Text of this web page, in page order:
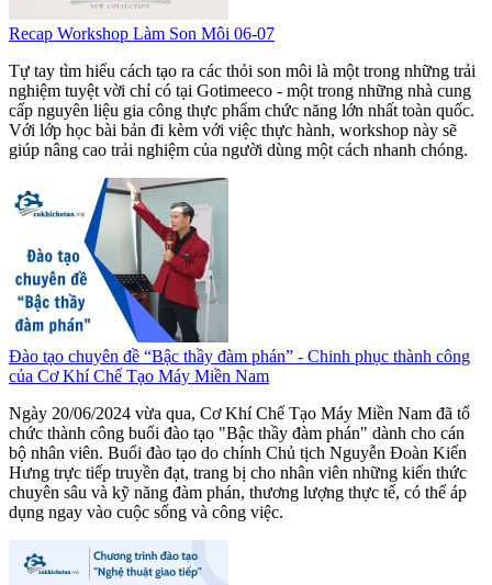
Recap Workshop Làm Son Môi 06-07
Tự tay tìm hiểu cách tạo ra các thỏi son môi là một trong những trải
nghiệm tuyệt vời chỉ có tại Gotimeeco - một trong những nhà cung
cấp nguyên liệu gia công thực phẩm chức năng lớn nhất toàn quốc.
Với lớp học bài bản đi kèm với việc thực hành, workshop này sẽ
giúp nâng cao trải nghiệm của người dùng một cách nhanh chóng.
Đào tạo chuyên đề “Bậc thầy đàm phán” - Chinh phục thành công
của Cơ Khí Chế Tạo Máy Miền Nam
Ngày 20/06/2024 vừa qua, Cơ Khí Chế Tạo Máy Miền Nam đã tổ
chức thành công buổi đào tạo "Bậc thầy đàm phán" dành cho cán
bộ nhân viên. Buổi đào tạo do chính Chủ tịch Nguyễn Đoàn Kiến
Hưng trực tiếp truyền đạt, trang bị cho nhân viên những kiến thức
chuyên sâu và kỹ năng đàm phán, thương lượng thực tế, có thể áp
dụng ngay vào cuộc sống và công việc.